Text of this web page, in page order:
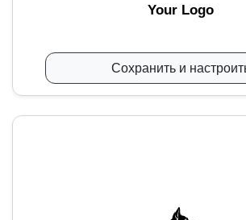
Your Logo
Сохранить и